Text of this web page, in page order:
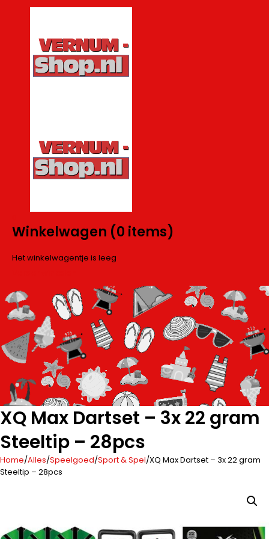
Winkelwagen (0 items)
Het winkelwagentje is leeg
XQ Max Dartset – 3x 22 gram
Steeltip – 28pcs
Home/Alles/Speelgoed/Sport & Spel/XQ Max Dartset – 3x 22 gram
Steeltip – 28pcs